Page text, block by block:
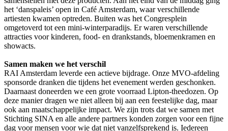
het ‘danspaleis’ open in Café Amsterdam, waar verschillende
artiesten kwamen optreden. Buiten was het Congresplein
omgetoverd tot een mini-winterparadijs. Er waren verschillende
attracties voor kinderen, food- en drankstands, bloemenkramen en
showacts.
Samen maken we het verschil
RAI Amsterdam leverde een actieve bijdrage. Onze MVO-afdeling
sponsorde dranken die tijdens het evenement werden geschonken.
Daarnaast doneerden we een grote voorraad Lipton-theedozen. Op
deze manier dragen we niet alleen bij aan een feestelijke dag, maar
ook aan maatschappelijke impact. We zijn trots dat we samen met
Stichting SINA en alle andere partners konden zorgen voor een fijne
dag voor mensen voor wie dat niet vanzelfsprekend is. Iedereen